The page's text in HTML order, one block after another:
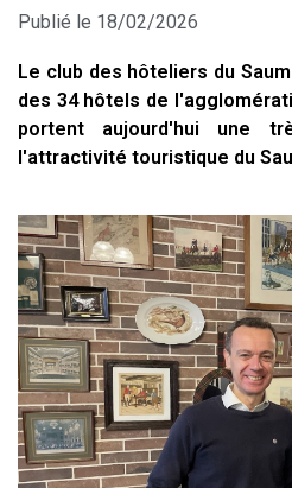
Publié le 18/02/2026
Le club des hôteliers du
des 34 hôtels de
portent aujourd'hui une
l'attractivité touristique du